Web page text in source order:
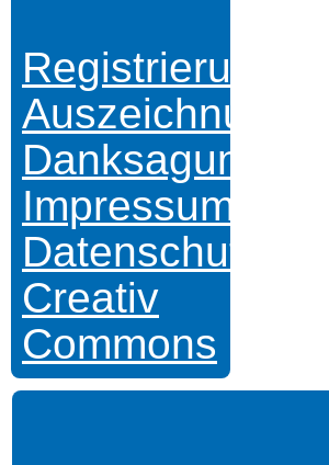
Registrierung
Auszeichnungen
Danksagungen
Impressum
Datenschutz
Creativ
Commons